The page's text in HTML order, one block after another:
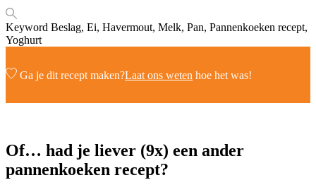
Keyword Beslag, Ei, Havermout, Melk, Pan, Pannenkoeken recept,
Yoghurt
Ga je dit recept maken?Laat ons weten hoe het was!
Of… had je liever (9x) een ander
pannenkoeken recept?